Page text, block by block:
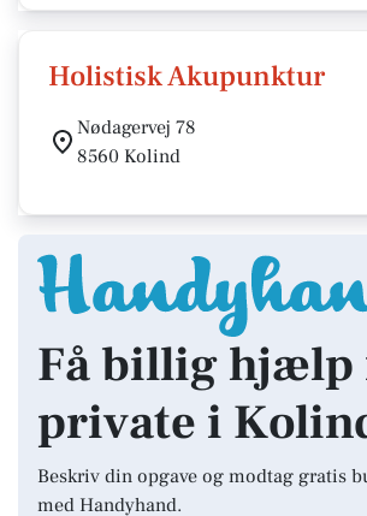
Holistisk Akupunktur
Nødagervej 78
8560 Kolind
Få billig hjælp
private i
Beskriv din opgave og modtag gratis
med Handyhand.